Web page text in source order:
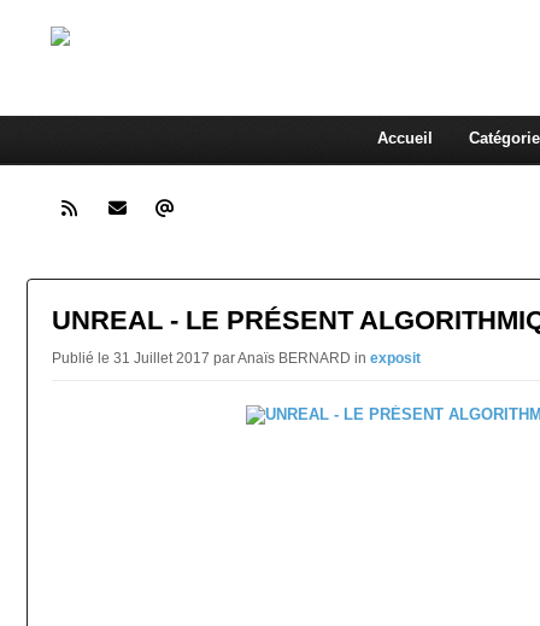
Accueil
UNREAL - LE PRÉSENT
Publié le 31 Juillet 2017 par Anaïs BERNARD in exposit